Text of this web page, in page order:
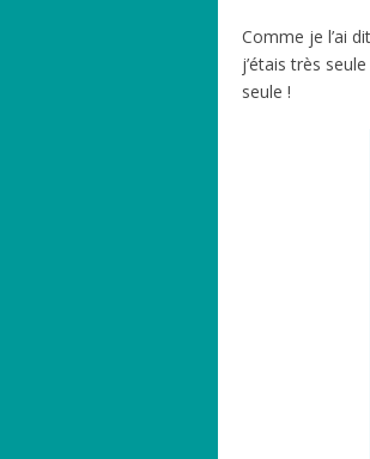
Comme je l’ai
j’étais très
seule !